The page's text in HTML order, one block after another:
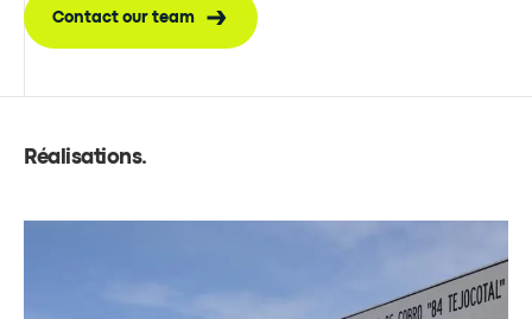
Contact our team
Réalisations.